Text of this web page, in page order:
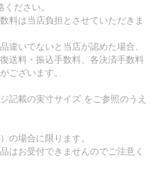
ださい。
料は当店負担とさせていただきま
違いでないと当店が認めた場合、
送料・振込手数料、各決済手数料
ございます。
記載の実寸サイズ をご参照のうえ
の場合に限ります。
はお受付できませんのでご注意く